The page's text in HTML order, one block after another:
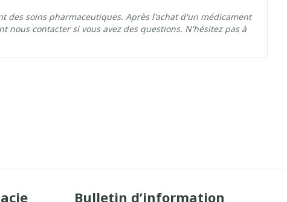
des soins pharmaceutiques. Après l'achat d'un médicament
nous contacter si vous avez des questions. N'hésitez pas à
Bulletin d’information